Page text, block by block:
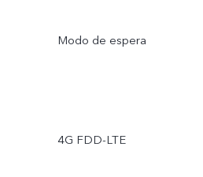
Modo de espera
4G FDD-LTE